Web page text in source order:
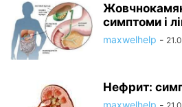
симптоми і
maxwelhelp -
Нефрит:
maxwelhelp -